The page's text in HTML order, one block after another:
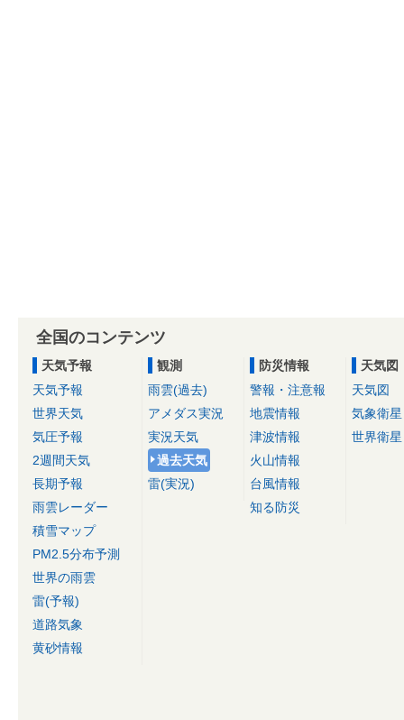
全国のコンテンツ
天気予報
天気予報
世界天気
気圧予報
2週間天気
長期予報
雨雲レーダー
積雪マップ
PM2.5分布予測
世界の雨雲
雷(予報)
道路気象
黄砂情報
観測
雨雲(過去)
アメダス実況
実況天気
過去天気
雷(実況)
防災情報
警報・注意報
地震情報
津波情報
火山情報
台風情報
知る防災
天気図
天気図
気象衛星
世界衛星